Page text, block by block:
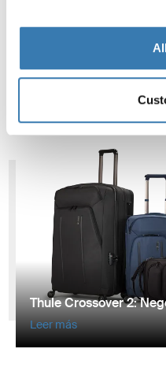
Thule RoundTrip:
uno
Thule Crossover 2:
Leer más